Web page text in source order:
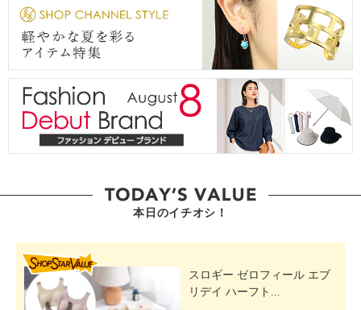
本日のイチオシ！
スロギー ゼロフィール エブ
リデイ ハーフト...